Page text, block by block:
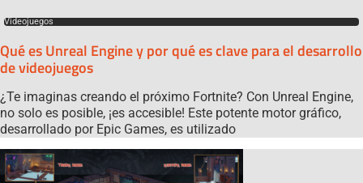
Videojuegos
Qué es Unreal Engine y por qué es clave para el desarrollo
de videojuegos
¿Te imaginas creando el próximo Fortnite? Con Unreal Engine,
no solo es posible, ¡es accesible! Este potente motor gráfico,
desarrollado por Epic Games, es utilizado